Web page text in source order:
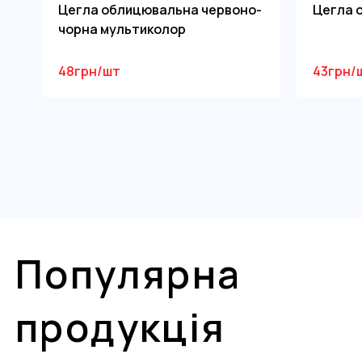
Цегла облицювальна червоно-
чорна мультиколор
48грн/шт
Цегла
43грн/
Популярна
продукція